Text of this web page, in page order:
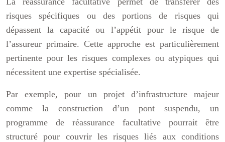
risques spécifiques ou des portions de risques qui
dépassent la capacité ou l’appétit pour le risque de
l’assureur primaire. Cette approche est particulièrement
pertinente pour les risques complexes ou atypiques qui
nécessitent une expertise spécialisée.
Par exemple, pour un projet d’infrastructure majeur
comme la construction d’un pont suspendu, un
programme de réassurance facultative pourrait être
structuré pour couvrir les risques liés aux conditions